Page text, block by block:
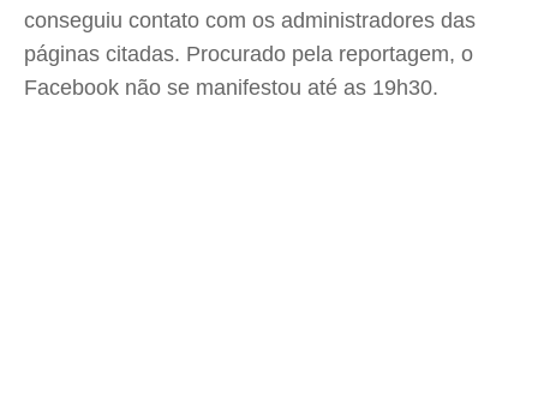
conseguiu contato com os administradores das
páginas citadas. Procurado pela reportagem, o
Facebook não se manifestou até as 19h30.